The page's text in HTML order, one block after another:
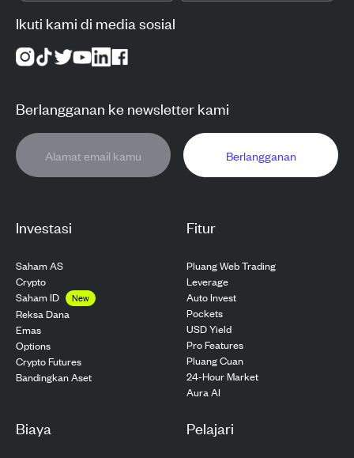
Investasi
Saham AS
Crypto
Saham ID
New
Reksa Dana
Emas
Options
Crypto Futures
Bandingkan Aset
Fitur
Pluang Web Trading
Leverage
Auto Invest
Pockets
USD Yield
Pro Features
Pluang Cuan
24-Hour Market
Aura AI
Biaya Pelajari
Ikuti kami di media sosial
Berlangganan ke newsletter kami
Berlangganan